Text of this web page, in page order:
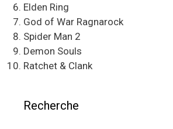
Elden Ring
God of War Ragnarock
Spider Man 2
Demon Souls
Ratchet & Clank
Recherche